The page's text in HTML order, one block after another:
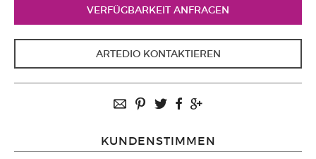
VERFÜGBARKEIT ANFRAGEN
ARTEDIO KONTAKTIEREN
KUNDENSTIMMEN